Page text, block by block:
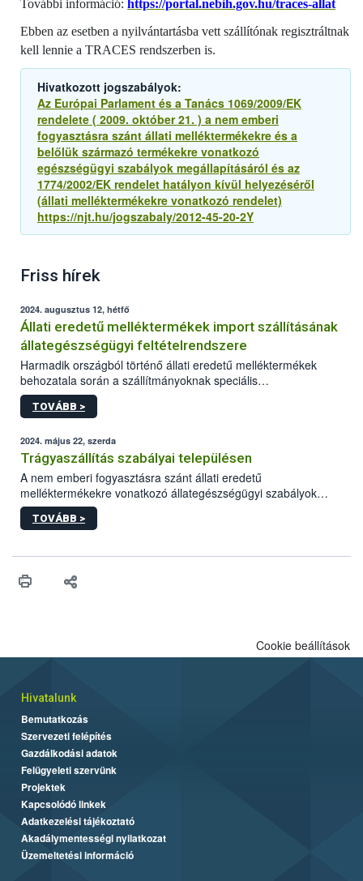
További információ: https://portal.nebih.gov.hu/traces-allat
Ebben az esetben a nyilvántartásba vett szállítónak regisztráltnak
kell lennie a TRACES rendszerben is.
Hivatkozott jogszabályok:
Az Európai Parlament és a Tanács 1069/2009/EK
rendelete ( 2009. október 21. ) a nem emberi
fogyasztásra szánt állati melléktermékekre és a
belőlük származó termékekre vonatkozó
egészségügyi szabályok megállapításáról és az
1774/2002/EK rendelet hatályon kívül helyezéséről
(állati melléktermékekre vonatkozó rendelet)
https://njt.hu/jogszabaly/2012-45-20-2Y
Friss hírek
2024. augusztus 12, hétfő
Állati eredetű melléktermékek import szállításának
állategészségügyi feltételrendszere
Harmadik országból történő állati eredetű melléktermékek
behozatala során a szállítmányoknak speciális
állategészségügyi import előírásoknak kell megfelelniük.
TOVÁBB >
2024. május 22, szerda
Trágyaszállítás szabályai településen
A nem emberi fogyasztásra szánt állati eredetű
melléktermékekre vonatkozó állategészségügyi szabályok
megállapításáról szóló 45/2012. (V.8) VM rendelet 19. § 4.
bekezdése rendelkezik az állati melléktermék szállításának
TOVÁBB >
Cookie beállítások
Hivatalunk
Bemutatkozás
Szervezeti felépítés
Gazdálkodási adatok
Felügyeleti szervünk
Projektek
Kapcsolódó linkek
Adatkezelési tájékoztató
Akadálymentességi nyilatkozat
Üzemeltetési információ